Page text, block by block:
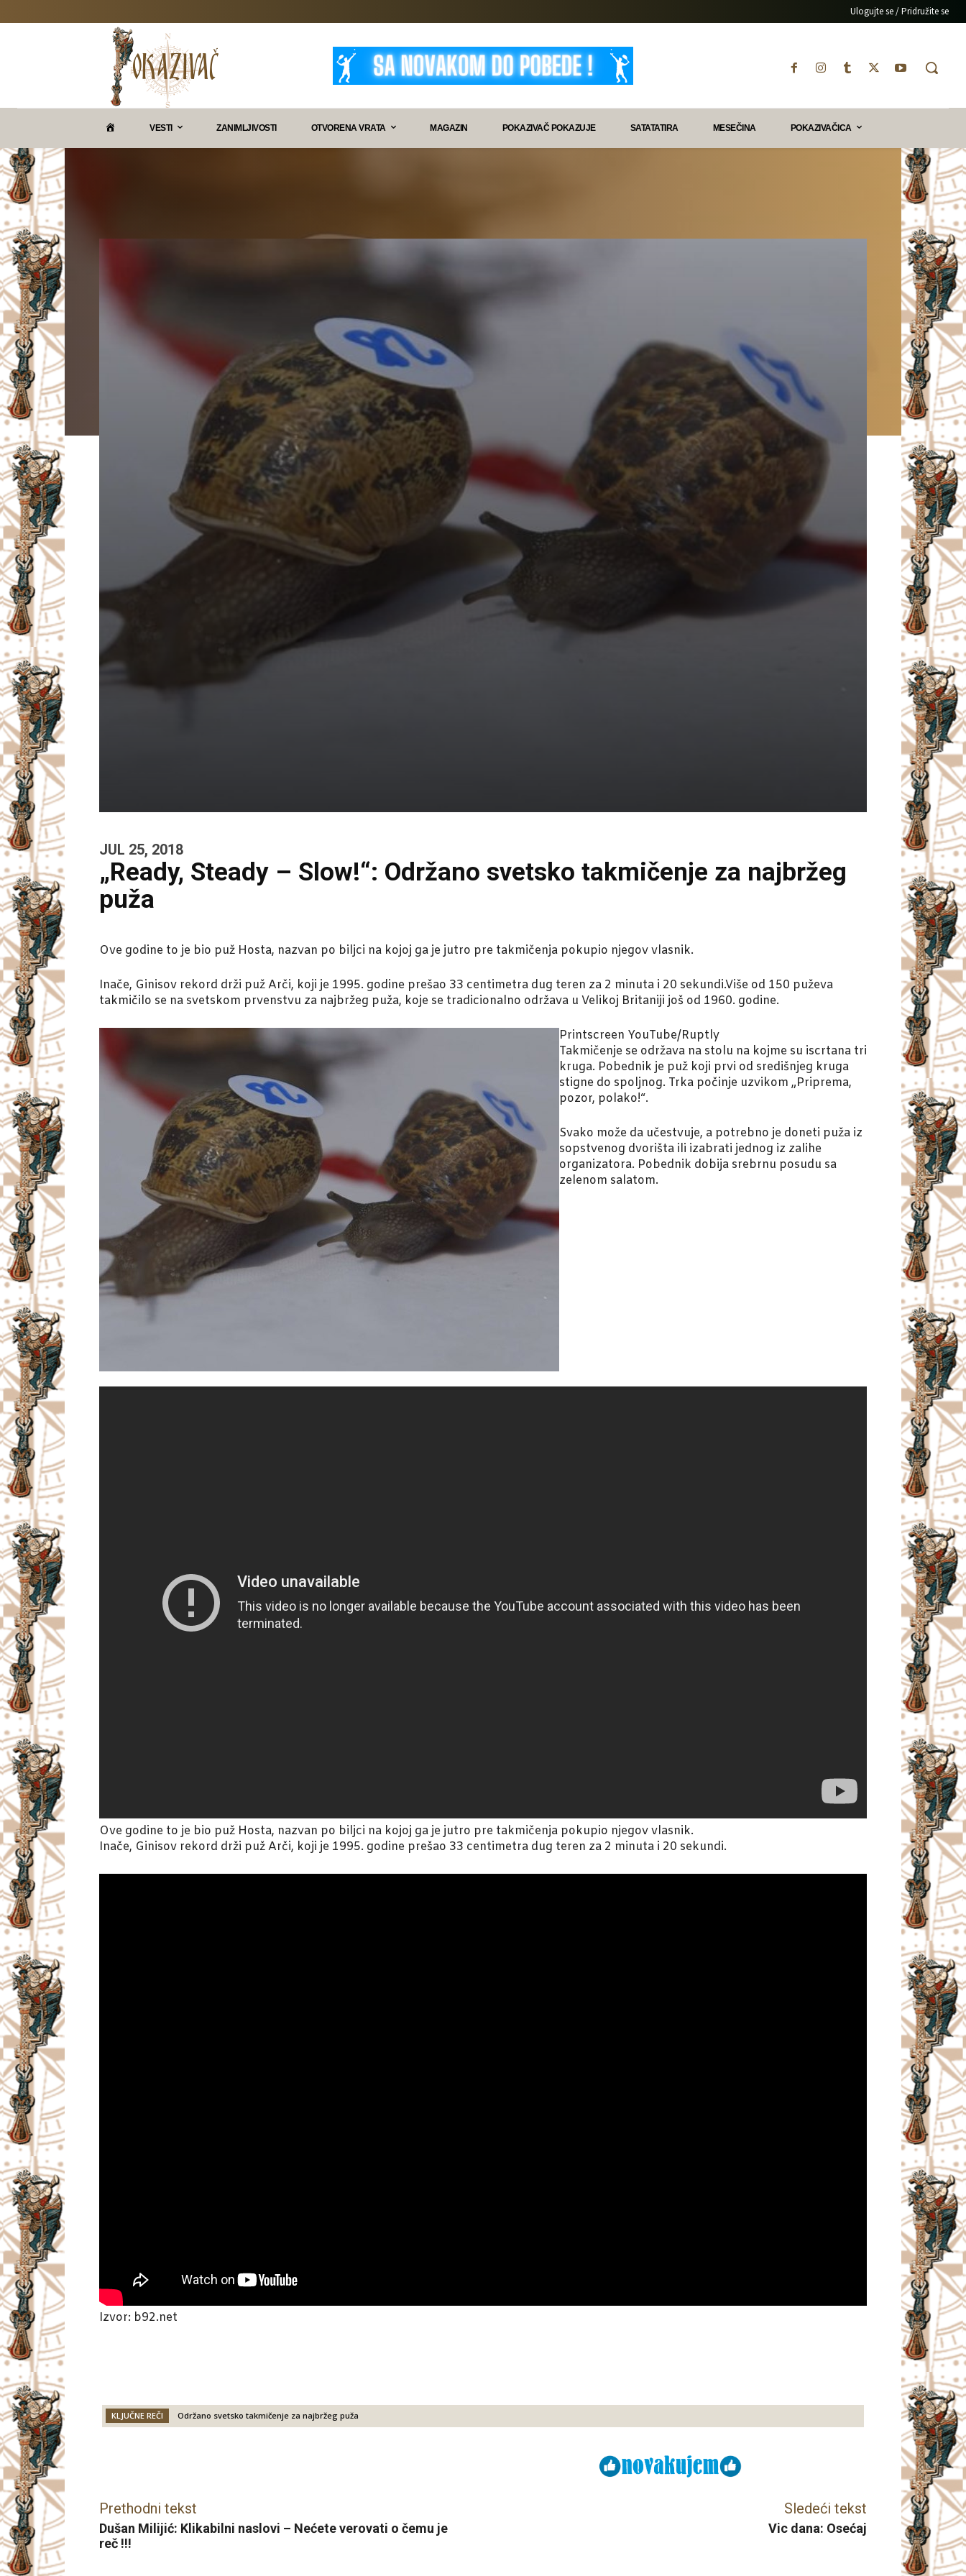
Ulogujte se / Pridružite se
VESTI ZANIMLJIVOSTI OTVORENA VRATA MAGAZIN POKAZIVAČ POKAZUJE SATATATIRA MESEČINA POKAZIVAČICA
JUL 25, 2018
„Ready, Steady – Slow!“: Održano svetsko takmičenje za najbržeg
puža
Ove godine to je bio puž Hosta, nazvan po biljci na kojoj ga je jutro pre takmičenja pokupio njegov vlasnik.
Inače, Ginisov rekord drži puž Arči, koji je 1995. godine prešao 33 centimetra dug teren za 2 minuta i 20 sekundi.Više od 150 puževa
takmičilo se na svetskom prvenstvu za najbržeg puža, koje se tradicionalno održava u Velikoj Britaniji još od 1960. godine.
Printscreen YouTube/Ruptly
Takmičenje se održava na stolu na kojme su iscrtana tri
kruga. Pobednik je puž koji prvi od središnjeg kruga
stigne do spoljnog. Trka počinje uzvikom „Priprema,
pozor, polako!“.
Svako može da učestvuje, a potrebno je doneti puža iz
sopstvenog dvorišta ili izabrati jednog iz zalihe
organizatora. Pobednik dobija srebrnu posudu sa
zelenom salatom.
Ove godine to je bio puž Hosta, nazvan po biljci na kojoj ga je jutro pre takmičenja pokupio njegov vlasnik.
Inače, Ginisov rekord drži puž Arči, koji je 1995. godine prešao 33 centimetra dug teren za 2 minuta i 20 sekundi.
Izvor: b92.net
KLJUČNE REČI Održano svetsko takmičenje za najbržeg puža
Prethodni tekst
Dušan Milijić: Klikabilni naslovi – Nećete verovati o čemu je
reč !!!
Sledeći tekst
Vic dana: Osećaj